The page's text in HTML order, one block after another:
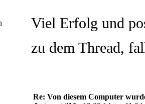
Viel Erfolg und
zu dem Thread,
Re: Von diesem Computer